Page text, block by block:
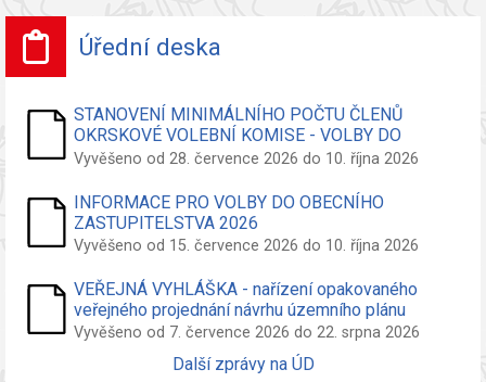
Úřední deska
STANOVENÍ MINIMÁLNÍHO POČTU ČLENŮ
OKRSKOVÉ VOLEBNÍ KOMISE - VOLBY DO
ZASTUPITELSTVA OBCE
Vyvěšeno od 28. července 2026 do 10. října 2026
INFORMACE PRO VOLBY DO OBECNÍHO
ZASTUPITELSTVA 2026
Vyvěšeno od 15. července 2026 do 10. října 2026
VEŘEJNÁ VYHLÁŠKA - nařízení opakovaného
veřejného projednání návrhu územního plánu
Vyvěšeno od 7. července 2026 do 22. srpna 2026
Další zprávy na ÚD